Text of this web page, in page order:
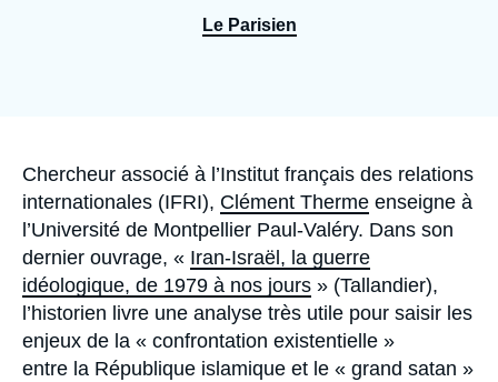
Le Parisien
Accroche
Chercheur associé à l’Institut français des relations
internationales (IFRI), Clément Therme enseigne à
l’Université de Montpellier Paul-Valéry. Dans son
dernier ouvrage, « Iran-Israël, la guerre
idéologique, de 1979 à nos jours » (Tallandier),
l’historien livre une analyse très utile pour saisir les
enjeux de la « confrontation existentielle »
entre la République islamique et le « grand satan »